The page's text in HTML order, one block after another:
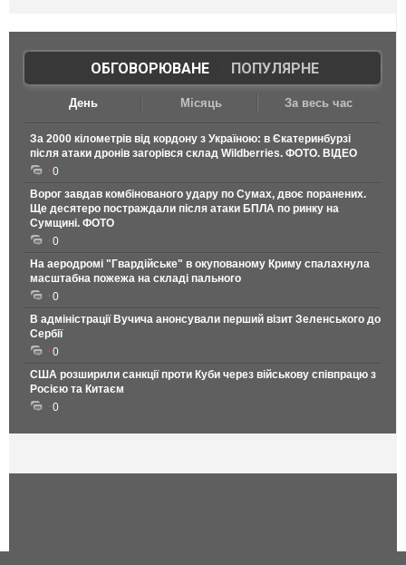
ОБГОВОРЮВАНЕ| ПОПУЛЯРНЕ
День Місяць За весь час
За 2000 кілометрів від кордону з Україною: в Єкатеринбурзі
після атаки дронів загорівся склад Wildberries. ФОТО. ВІДЕО
0
Ворог завдав комбінованого удару по Сумах, двоє поранених.
Ще десятеро постраждали після атаки БПЛА по ринку на
Сумщині. ФОТО
0
На аеродромі "Гвардійське" в окупованому Криму спалахнула
масштабна пожежа на складі пального
0
В адміністрації Вучича анонсували перший візит Зеленського до
Сербії
0
США розширили санкції проти Куби через військову співпрацю з
Росією та Китаєм
0